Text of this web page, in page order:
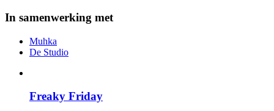
In samenwerking met
Muhka
De Studio
Freaky Friday